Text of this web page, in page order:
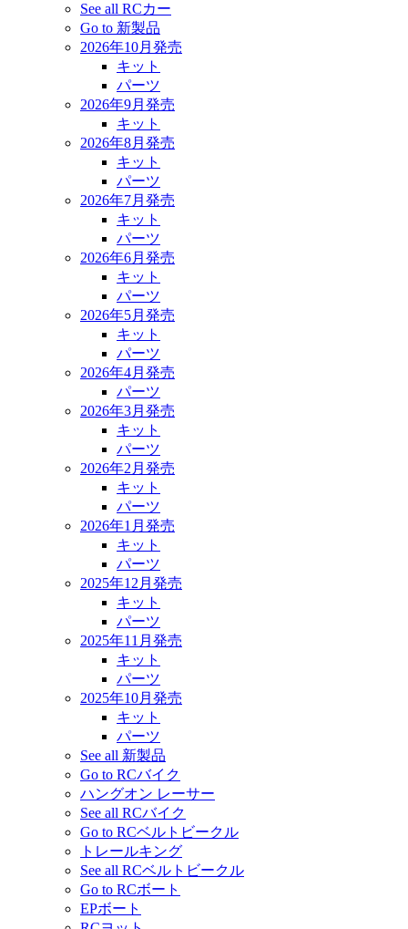
See all RCカー
Go to 新製品
2026年10月発売
キット
パーツ
2026年9月発売
キット
2026年8月発売
キット
パーツ
2026年7月発売
キット
パーツ
2026年6月発売
キット
パーツ
2026年5月発売
キット
パーツ
2026年4月発売
パーツ
2026年3月発売
キット
パーツ
2026年2月発売
キット
パーツ
2026年1月発売
キット
パーツ
2025年12月発売
キット
パーツ
2025年11月発売
キット
パーツ
2025年10月発売
キット
パーツ
See all 新製品
Go to RCバイク
ハングオン レーサー
See all RCバイク
Go to RCベルトビークル
トレールキング
See all RCベルトビークル
Go to RCボート
EPボート